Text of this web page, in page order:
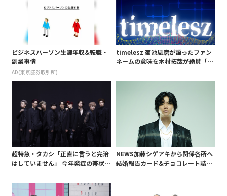
ビジネスパーソン生涯年収&転職・
副業事情
AD(東京証券取引所)
timelesz 菊池風磨が語ったファン
ネームの意味を木村拓哉が絶賛「考
超特急・タカシ「正直に言うと完治
はしていません」 今年発症の帯状疱
白 後遺症も語る
NEWS加藤シゲアキから関係各所へ
結婚報告カード&チョコレート詰め